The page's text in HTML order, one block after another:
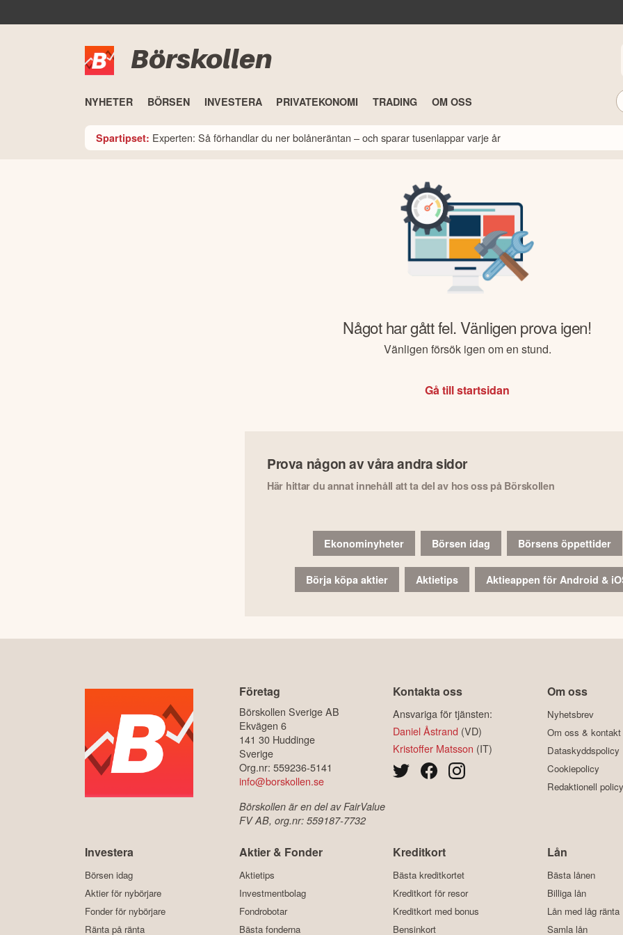
Börskollen
NYHETER BÖRSEN INVESTERA PRIVATEKONOMI TRADING OM OSS
Spartipset: Experten: Så förhandlar du ner bolåneräntan – och sparar tusenlappar varje år
Något har gått fel. Vänligen prova igen!
Vänligen försök igen om en stund.
Gå till startsidan
Prova någon av våra andra sidor
Här hittar du annat innehåll att ta del av hos oss på Börskollen
Ekonominyheter Börsen idag Börsens öppettider
Börja köpa aktier Aktietips Aktieappen för Android &
Företag
Börskollen Sverige AB
Ekvägen 6
141 30 Huddinge
Sverige
Org.nr: 559236-5141
info@borskollen.se
Börskollen är en del av FairValue
FV AB, org.nr: 559187-7732
Kontakta oss
Ansvariga för tjänsten:
Daniel Åstrand (VD)
Kristoffer Matsson (IT)
Om oss
Nyhetsbrev
Om oss & kontakt
Dataskyddspolicy
Cookiepolicy
Redaktionell policy
Investera
Börsen idag
Aktier för nybörjare
Fonder för nybörjare
Ränta på ränta
Aktier & Fonder
Aktietips
Investmentbolag
Fondrobotar
Bästa fonderna
Kreditkort
Bästa kreditkortet
Kreditkort för resor
Kreditkort med bonus
Bensinkort
Lån
Bästa lånen
Billiga lån
Lån med låg ränta
Samla lån